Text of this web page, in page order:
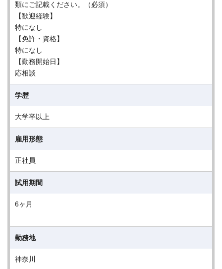
類にご記載ください。（必須）
【歓迎経験】
特になし
【免許・資格】
特になし
【勤務開始日】
応相談
学歴
大学卒以上
雇用形態
正社員
試用期間
6ヶ月
勤務地
神奈川